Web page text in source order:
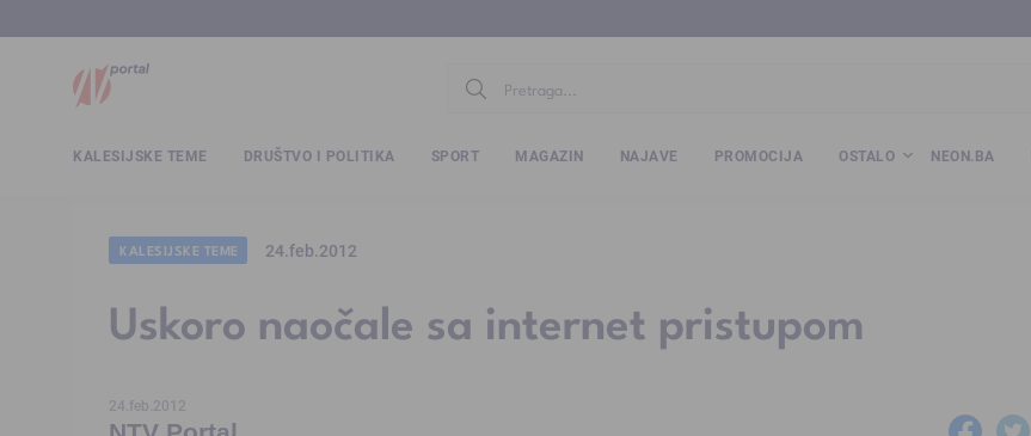
KALESIJSKE TEME DRUŠTVO I POLITIKA SPORT MAGAZIN NAJAVE PROMOCIJA OSTALO NEON.BA
KALESIJSKE TEME 24.feb.2012
Uskoro naočale sa internet pristupom
24.feb.2012